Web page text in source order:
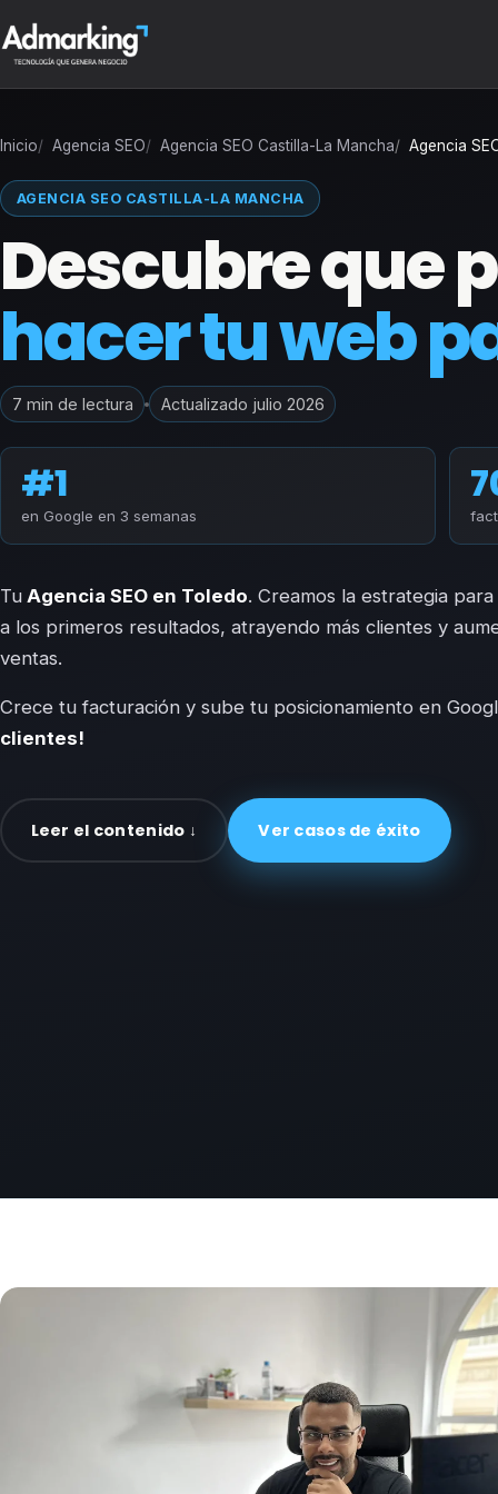
Inicio Agencia SEO Agencia SEO Castilla-La Mancha Agencia
AGENCIA SEO CASTILLA-LA MANCHA
Descubre que
hacer tu web
7 min de lectura Actualizado julio 2026
#1
en Google en 3 semanas
Tu Agencia SEO en Toledo. Creamos la estrategia
a los primeros resultados, atrayendo más clientes y
ventas.
Crece tu facturación y sube tu posicionamiento en
clientes!
Leer el contenido ↓ Ver casos de éxito